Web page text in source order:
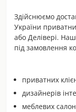
Здійснюємо
України
або Делівері.
під замовлення
приватних
дизайнерів
меблевих